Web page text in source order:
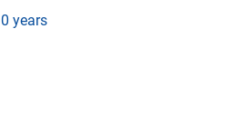
years